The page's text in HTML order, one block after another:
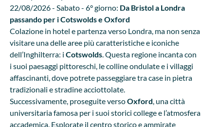
22/08/2026 - Sabato - 6° giorno: Da Bristol a Londra
passando per i Cotswolds e Oxford
Colazione in hotel e partenza verso Londra, ma non senza
visitare una delle aree più caratteristiche e iconiche
dell’Inghilterra: i Cotswolds. Questa regione incanta con
i suoi paesaggi pittoreschi, le colline ondulate e i villaggi
affascinanti, dove potrete passeggiare tra case in pietra
tradizionali e stradine acciottolate.
Successivamente, proseguite versoOxford, una città
universitaria famosa per i suoi storici college e l’atmosfera
accademica. Esplorate il centro storico e ammirate